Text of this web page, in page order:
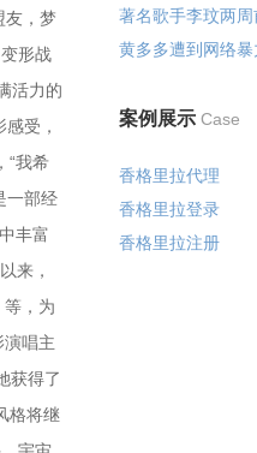
友，梦
形战
活力的
受，
“我希
一部经
丰富
来，
，为
唱主
获得了
格将继
案例展示 Case
香格里拉代理
香格里拉登录
香格里拉注册